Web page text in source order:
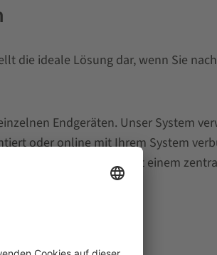
die ideale Lösung dar, wenn Sie
Endgeräten. Unser System
oder online mit Ihrem System
Staplerterminals mit einem